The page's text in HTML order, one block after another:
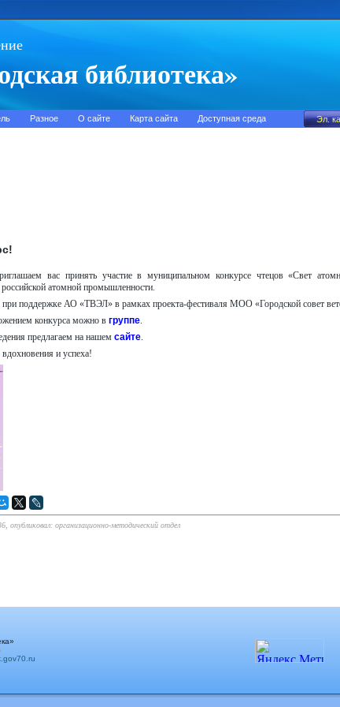
библиотека»
Разное О сайте Карта сайта Доступная среда
вас принять участие в муниципальном конкурсе чтецов «Свет
атомной промышленности.
при поддержке АО «ТВЭЛ» в рамках проекта-фестиваля МОО «Городской совет
конкурса можно в группе.
предлагаем на нашем сайте.
и успеха!
опубликовал: организационно-методический отдел